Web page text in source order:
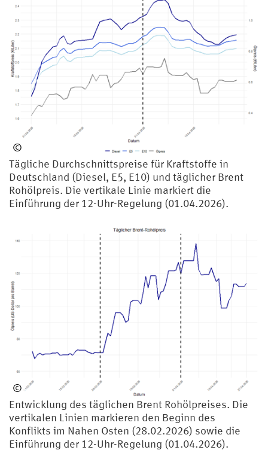
©
Bre
ide
rho
ff,
we
R.
(20
26)
Tägliche Durchschnittspreise für Kraftstoffe in
Deutschland (Diesel, E5, E10) und täglicher Brent
Rohölpreis. Die vertikale Linie markiert die
Einführung der 12-Uhr-Regelung (01.04.2026).
©
Bre
ide
rho
ff,
Entwicklung des täglichen Brent Rohölpreises. Die
vertikalen Linien markieren den Beginn des
Konflikts im Nahen Osten (28.02.2026) sowie die
Einführung der 12-Uhr-Regelung (01.04.2026).